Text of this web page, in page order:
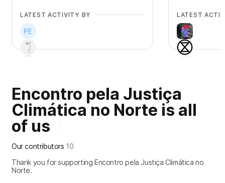
LATEST ACTIVITY BY LATEST
+
Encontro pela Justiça
Climática no Norte is all
of us
Our contributors 10
Thank you for supporting Encontro pela Justiça Climática no
Norte.